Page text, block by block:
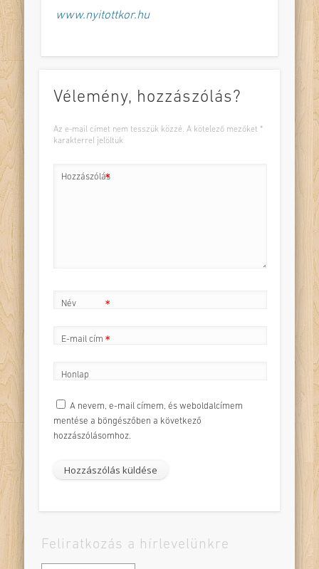
www.nyitottkor.hu
Vélemény, hozzászólás?
Az e-mail címet nem tesszük közzé. A kötelező mezőket *
karakterrel jelöltük
Hozzászólás
*
Név *
E-mail cím *
Honlap
A nevem, e-mail címem, és weboldalcímem
mentése a böngészőben a következő
hozzászólásomhoz.
Feliratkozás a hírlevelünkre